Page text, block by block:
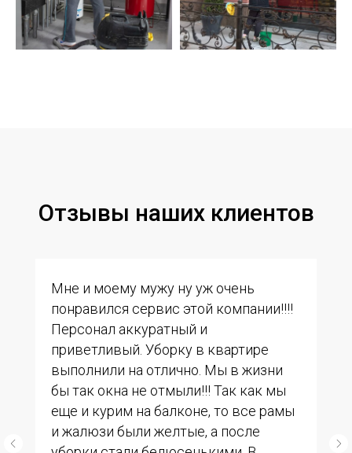
Отзывы наших клиентов
Мне и моему мужу ну уж очень
понравился сервис этой компании!!!!
Персонал аккуратный и
приветливый. Уборку в квартире
выполнили на отлично. Мы в жизни
бы так окна не отмыли!!! Так как мы
еще и курим на балконе, то все рамы
и жалюзи были желтые, а после